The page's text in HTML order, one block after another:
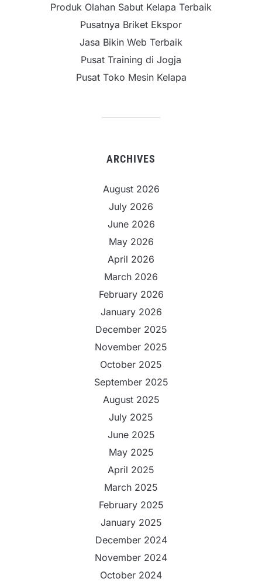
Produk Olahan Sabut Kelapa Terbaik
Pusatnya Briket Ekspor
Jasa Bikin Web Terbaik
Pusat Training di Jogja
Pusat Toko Mesin Kelapa
ARCHIVES
August 2026
July 2026
June 2026
May 2026
April 2026
March 2026
February 2026
January 2026
December 2025
November 2025
October 2025
September 2025
August 2025
July 2025
June 2025
May 2025
April 2025
March 2025
February 2025
January 2025
December 2024
November 2024
October 2024